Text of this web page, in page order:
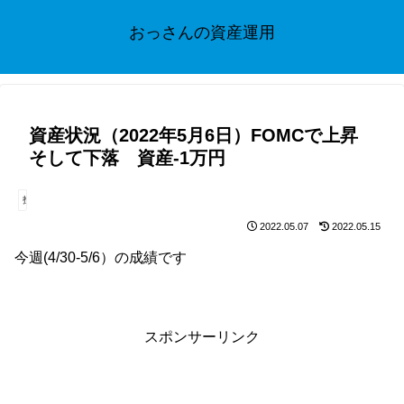
おっさんの資産運用
資産状況（2022年5月6日）FOMCで上昇
そして下落 資産-1万円
投資
2022.05.07 2022.05.15
今週(4/30-5/6）の成績です
スポンサーリンク